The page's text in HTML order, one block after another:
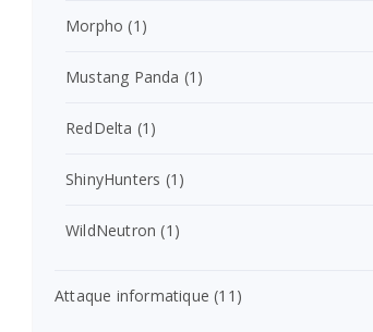
Morpho (1)
Mustang Panda (1)
RedDelta (1)
ShinyHunters (1)
WildNeutron (1)
Attaque informatique (11)